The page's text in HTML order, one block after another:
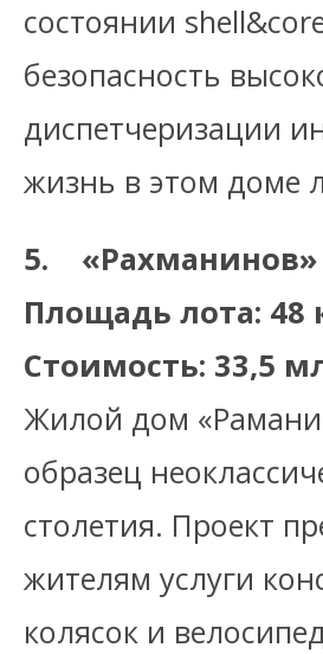
состоянии
безопасность
диспетчеризации
жизнь в этом доме
5. «Рахманинов»
Площадь лота: 48
Стоимость: 33,5
Жилой дом
образец
столетия. Проект
жителям услуги
колясок и